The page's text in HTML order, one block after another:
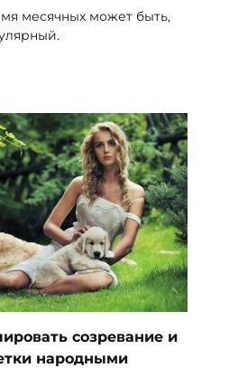
месячных может быть,
созревание и
народными